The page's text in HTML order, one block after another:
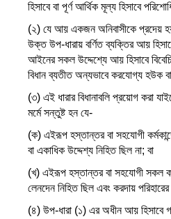
হিসাবে বা পূর্ণ আর্থিক মূল্য হিসাবে
(২) যে আয় একজন অনিবাসীকে প্রদেয়
উক্ত উপ-ধারায় বর্ণিত ব্যক্তির আয়
আইনের সকল উদ্দেশ্যে আয় হিসাবে
বিধান ব্যতীত অন্যভাবে করযোগ্য হউক
(৩) এই ধারার বিধানাবলি প্রয়োগ করা
মর্মে সন্তুষ্ট হন যে-
(ক) এইরূপ হস্তান্তর বা সহযোগী
বা একাধিক উদ্দেশ্য নিহিত ছিল না; বা
(খ) এইরূপ হস্তান্তর বা সহযোগী সকল
লেনদেন নিহিত ছিল এবং করদায় পরিহারের
(৪) উপ-ধারা (১) এর অধীন আয় হিসাবে